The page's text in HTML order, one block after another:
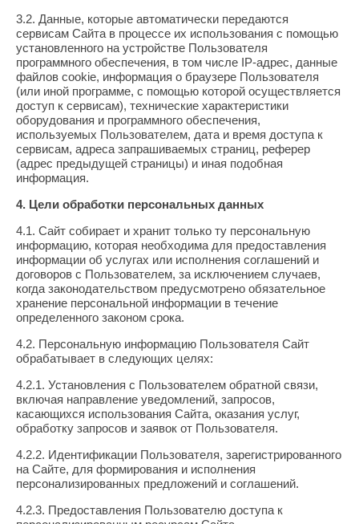
3.2. Данные, которые автоматически передаются
сервисам Сайта в процессе их использования с помощью
установленного на устройстве Пользователя
программного обеспечения, в том числе IP-адрес, данные
файлов cookie, информация о браузере Пользователя
(или иной программе, с помощью которой осуществляется
доступ к сервисам), технические характеристики
оборудования и программного обеспечения,
используемых Пользователем, дата и время доступа к
сервисам, адреса запрашиваемых страниц, реферер
(адрес предыдущей страницы) и иная подобная
информация.
4. Цели обработки персональных данных
4.1. Сайт собирает и хранит только ту персональную
информацию, которая необходима для предоставления
информации об услугах или исполнения соглашений и
договоров с Пользователем, за исключением случаев,
когда законодательством предусмотрено обязательное
хранение персональной информации в течение
определенного законом срока.
4.2. Персональную информацию Пользователя Сайт
обрабатывает в следующих целях:
4.2.1. Установления с Пользователем обратной связи,
включая направление уведомлений, запросов,
касающихся использования Сайта, оказания услуг,
обработку запросов и заявок от Пользователя.
4.2.2. Идентификации Пользователя, зарегистрированного
на Сайте, для формирования и исполнения
персонализированных предложений и соглашений.
4.2.3. Предоставления Пользователю доступа к